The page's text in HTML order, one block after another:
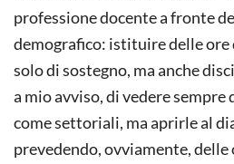
professione docente a fronte
demografico: istituire delle ore
solo di sostegno, ma anche
a mio avviso, di vedere sempre
come settoriali, ma aprirle al
prevedendo, ovviamente, delle